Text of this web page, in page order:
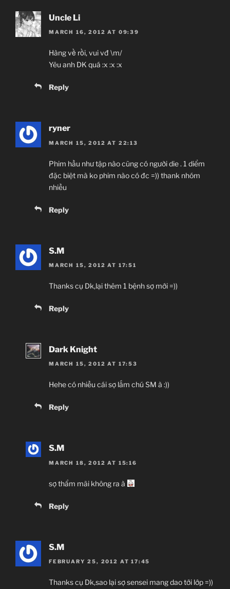
Uncle Li
MARCH 16, 2012 AT 09:39
Hàng về rồi, vui vđ \m/
Yêu anh DK quá :x :x :x
Reply
ryner
MARCH 15, 2012 AT 22:13
Phim hầu như tập nào cũng có người die . 1 diểm
đặc biệt mà ko phim nào có đc =)) thank nhóm
nhiều
Reply
S.M
MARCH 15, 2012 AT 17:51
Thanks cụ Dk,lại thêm 1 bệnh sợ mới =))
Reply
Dark Knight
MARCH 15, 2012 AT 17:53
Hehe có nhiều cái sợ lắm chú SM à :))
Reply
S.M
MARCH 18, 2012 AT 15:16
sợ thẩm mãi không ra à
Reply
S.M
FEBRUARY 25, 2012 AT 17:45
Thanks cụ Dk,sao lại sợ sensei mang dao tới lớp =))